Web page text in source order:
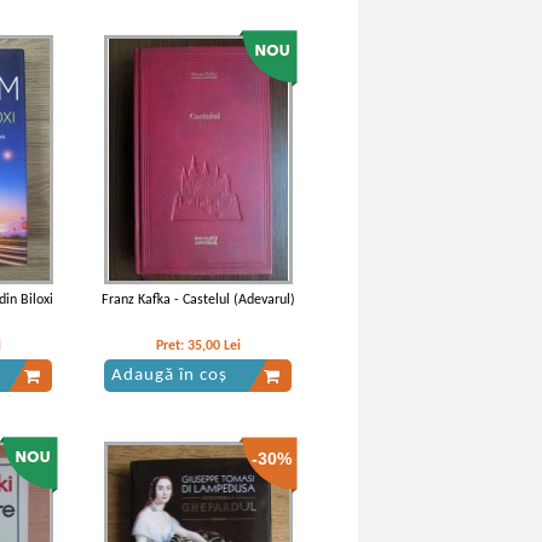
William Shakespeare - Othello
the
William Shakespeare - Othello.
Edited by E. A. J. Honigmann
Biloxi Franz Kafka - Castelul (Adevarul)
Pret: 35,00 Lei
Adaugă în coș
-30%